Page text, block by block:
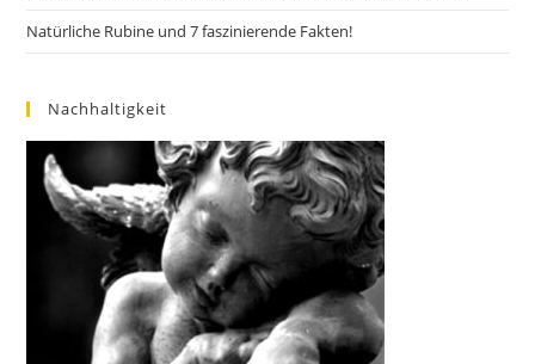
Natürliche Rubine und 7 faszinierende Fakten!
Nachhaltigkeit